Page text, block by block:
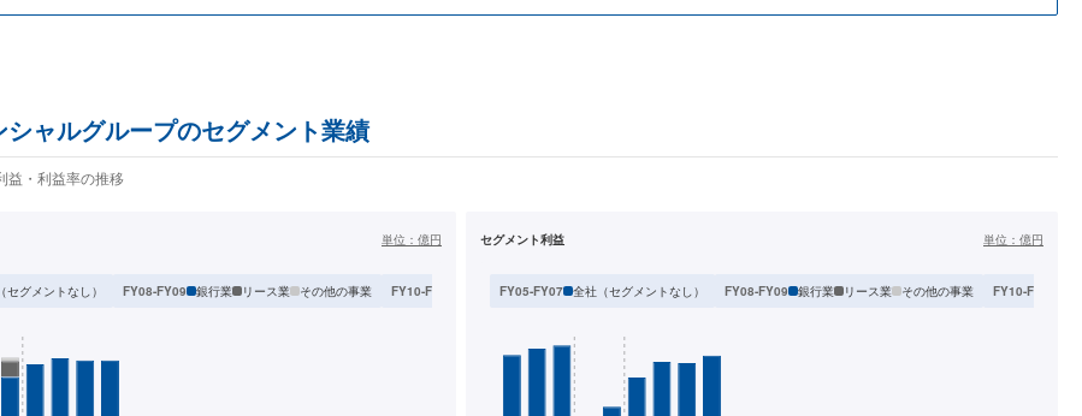
ャルグループのセグメント業績
益・利益率の推移
単位： 億円
セグメントなし） FY08-FY09 銀行業 リース業 その他の事業 FY10-FY13 全社（セグメントなし）
セグメント利益 単位： 億円
FY05-FY07 全社（セグメントなし） FY08-FY09 銀行業 リース業 その他の事業 FY10-FY13